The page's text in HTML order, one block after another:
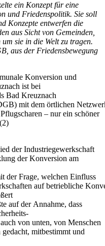
ein Konzept für eine
und Friedenspolitik. Sie soll
Konzepte entwerfen die
aus Sicht von Gemeinden,
sie in die Welt zu tragen.
aus der Friedensbewegung
Konversion und
ist bei
Bad Kreuznach
mit dem örtlichen
– nur ein schöner
der Industriegewerkschaft
der Konversion am
der Frage, welchen Einfluss
auf betriebliche
auf der Annahme, dass
von unten, von Menschen
mitbestimmt und